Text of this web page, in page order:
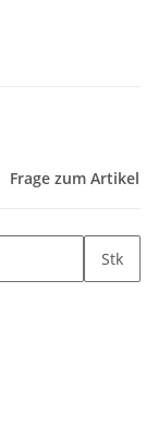
Frage zum Artikel
Stk